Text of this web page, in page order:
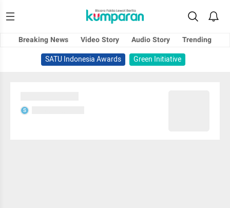
Breaking News Video Story Audio Story
Trending
SATU Indonesia Awards
Green Initiative
S